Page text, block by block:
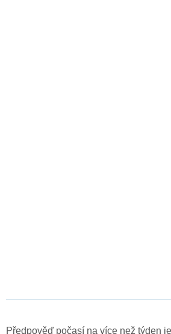
Předpověď počasí na více než týden